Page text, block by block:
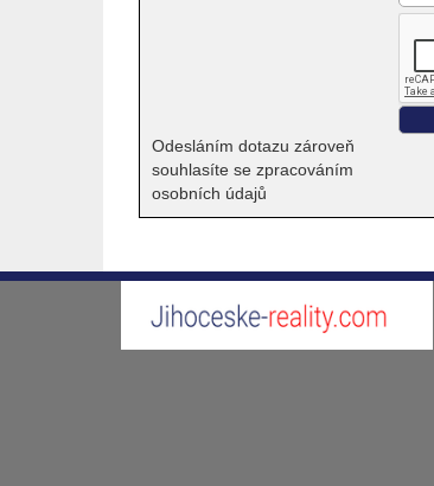
Odesláním dotazu zároveň
souhlasíte se zpracováním
osobních údajů